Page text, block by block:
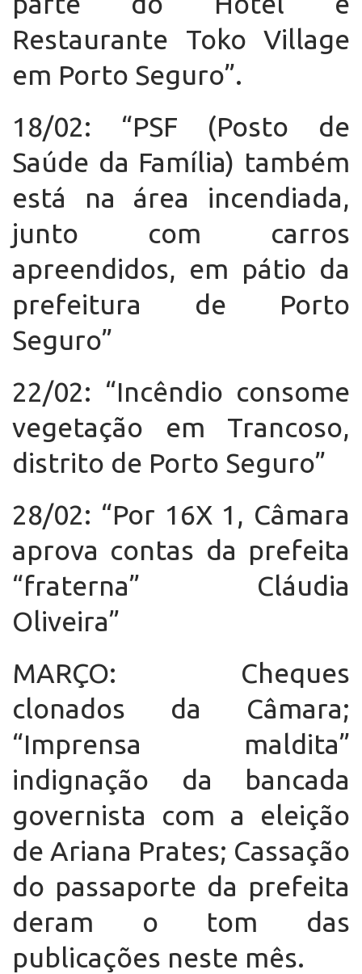
Restaurante Toko Village
em Porto Seguro”.
18/02: “PSF (Posto de
Saúde da Família) também
está na área incendiada,
junto com carros
apreendidos, em pátio da
prefeitura de Porto
Seguro”
22/02: “Incêndio consome
vegetação em Trancoso,
distrito de Porto Seguro”
28/02: “Por 16X 1, Câmara
aprova contas da prefeita
“fraterna” Cláudia
Oliveira”
MARÇO: Cheques
clonados da Câmara;
“Imprensa maldita”
indignação da bancada
governista com a eleição
de Ariana Prates; Cassação
do passaporte da prefeita
deram o tom das
publicações neste mês.